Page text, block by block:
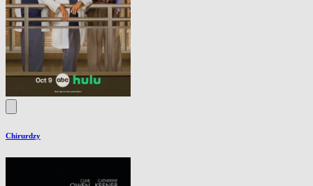
Chirurdzy